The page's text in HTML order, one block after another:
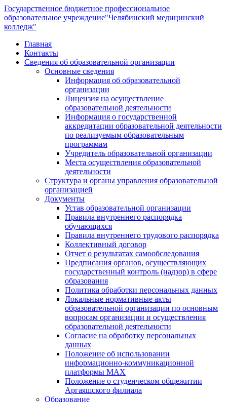
Государственное бюджетное профессиональное
образовательное учреждение"Челябинский медицинский
колледж"
Главная
Контакты
Сведения об образовательной организации
Основные сведения
Информация об образовательной
организации
Лицензия на осуществление
образовательной деятельности
Информация о государственной
аккредитации образовательной деятельности
по реализуемым образовательным
программам
Учредитель образовательной организации
Места осуществления образовательной
деятельности
Структура и органы управления образовательной
организацией
Документы
Устав образовательной организации
Правила внутреннего распорядка
обучающихся
Правила внутреннего трудового распорядка
Коллективный договор
Отчет о результатах самообследования
Предписания органов, осуществляющих
государственный контроль (надзор) в сфере
образования
Политика обработки персональных данных
Локальные нормативные акты
образовательной организации по основным
вопросам организации и осуществления
образовательной деятельности
Согласие на обработку персональных
данных
Положение об использовании
информационно-коммуникационной
платформы MAX
Положение о студенческом общежитии
Аргаяшского филиала
Образование